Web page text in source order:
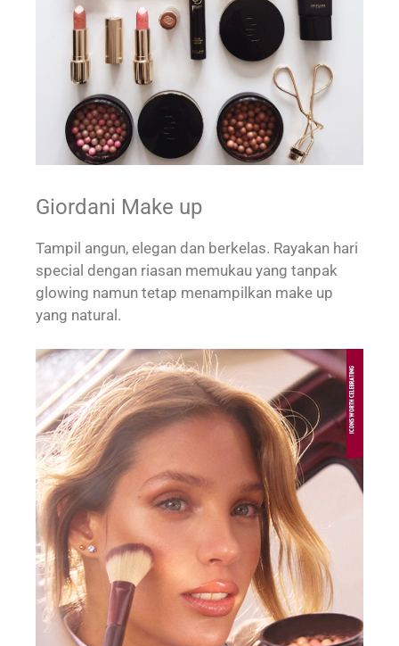
Giordani Make up
Tampil angun, elegan dan berkelas. Rayakan hari
special dengan riasan memukau yang tanpak
glowing namun tetap menampilkan make up
yang natural.